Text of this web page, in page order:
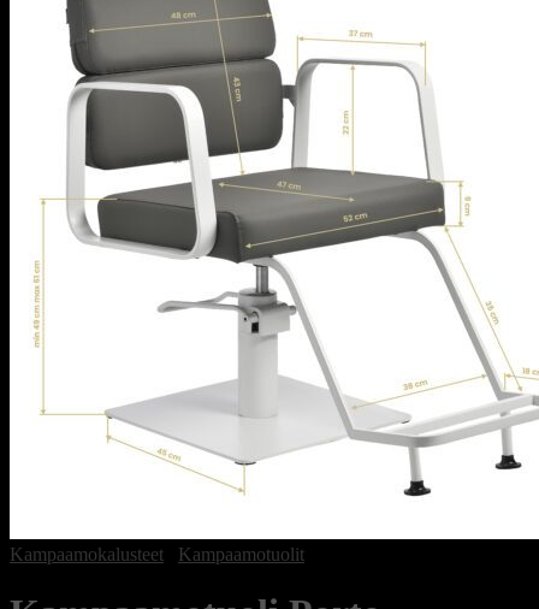
Kampaamokalusteet Kampaamotuolit